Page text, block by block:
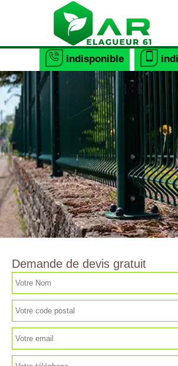
indisponible
Demande de devis gratuit